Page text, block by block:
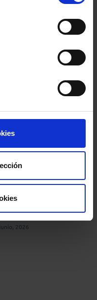
Actualidad Abogacía
Actualidad Abogacía
2026